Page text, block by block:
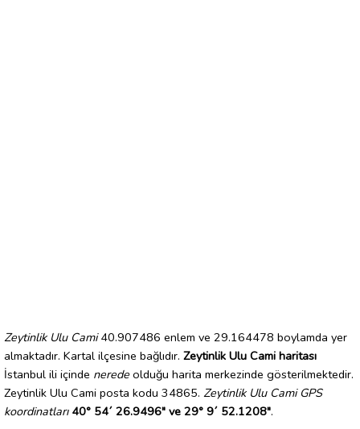
Zeytinlik Ulu Cami40.907486 enlem ve 29.164478 boylamda yer
almaktadır. Kartal ilçesine bağlıdır. Zeytinlik Ulu Cami haritası
İstanbul ili içinde nerede olduğu harita merkezinde gösterilmektedir.
Zeytinlik Ulu Cami posta kodu 34865. Zeytinlik Ulu Cami GPS
koordinatları 40° 54´ 26.9496" ve 29° 9´ 52.1208".